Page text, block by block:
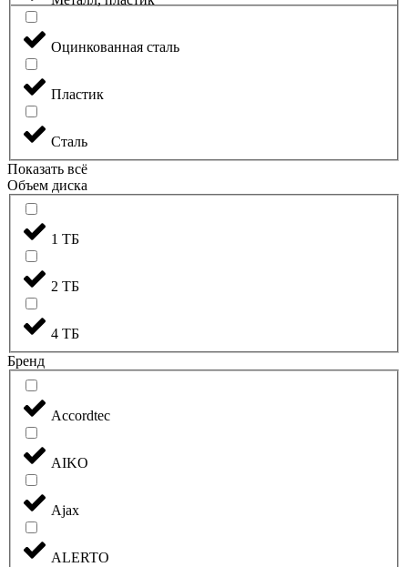
Оцинкованная сталь
Пластик
Сталь
Показать всё
Объем диска
1 ТБ
2 ТБ
4 ТБ
Бренд
Accordtec
AIKO
Ajax
ALERTO